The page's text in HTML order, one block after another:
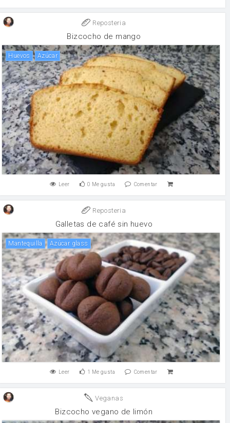
Reposteria
Bizcocho de mango
huevos Azúcar
Leer 0 Me gusta Comentar
Reposteria
Galletas de café sin huevo
mantequilla Azúcar glass
Leer 1 Me gusta Comentar
Veganas
Bizcocho vegano de limón